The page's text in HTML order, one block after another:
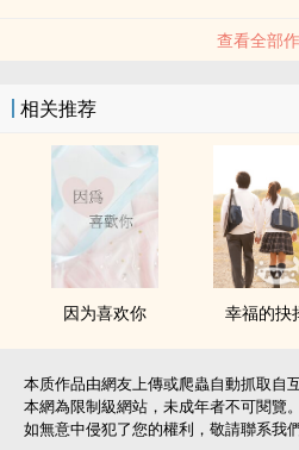
查看全部
相关推荐
因为喜欢你 幸福的抉
本质作品由網友上傳或爬蟲自動抓取自互
本網為限制級網站，未成年者不可閱覽。
如無意中侵犯了您的權利，敬請聯系我們